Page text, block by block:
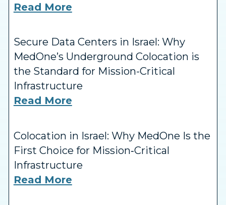
Read More
Secure Data Centers in Israel: Why
MedOne’s Underground Colocation is
the Standard for Mission-Critical
Infrastructure
Read More
Colocation in Israel: Why MedOne Is the
First Choice for Mission‑Critical
Infrastructure
Read More